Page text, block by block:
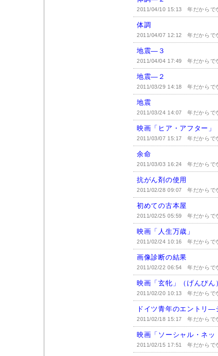
2011/04/10 15:13年だからで
体調
2011/04/07 12:12年だからで
地震―３
2011/04/04 17:49年だからで
地震―２
2011/03/29 14:18年だからで
地震
2011/03/24 14:07年だからで
映画「ヒア・アフター」
2011/03/07 15:17年だからで
余命
2011/03/03 16:24年だからで
抗がん剤の使用
2011/02/28 09:07年だからで
初めての古本屋
2011/02/25 05:59年だからで
映画「人生万歳」
2011/02/24 10:16年だからで
画像診断の結果
2011/02/22 06:54年だからで
映画「玄牝」（げんぴん
2011/02/20 10:13年だからで
ドイツ青年のエントリ―
2011/02/18 15:17年だからで
映画「ソーシャル・ネッ
2011/02/15 17:51年だからで